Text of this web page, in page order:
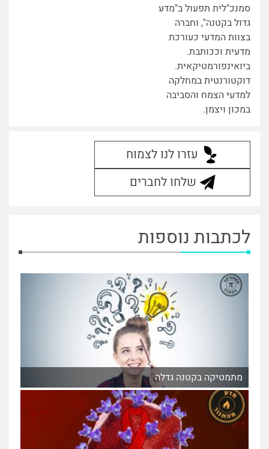
סמנכ"לית תפעול ב"מדע
גדול בקטנה", וחברה
בצוות המדעי כעורכת
מדעית וככותבת.
ביואינפורמטיקאית.
דוקטורנטית במחלקה
למדעי הצמח והסביבה
במכון ויצמן.
עזרו לנו לצמוח
שלחו לחברים
לכתבות נוספות
מתמטיקה בקטנה גדלה